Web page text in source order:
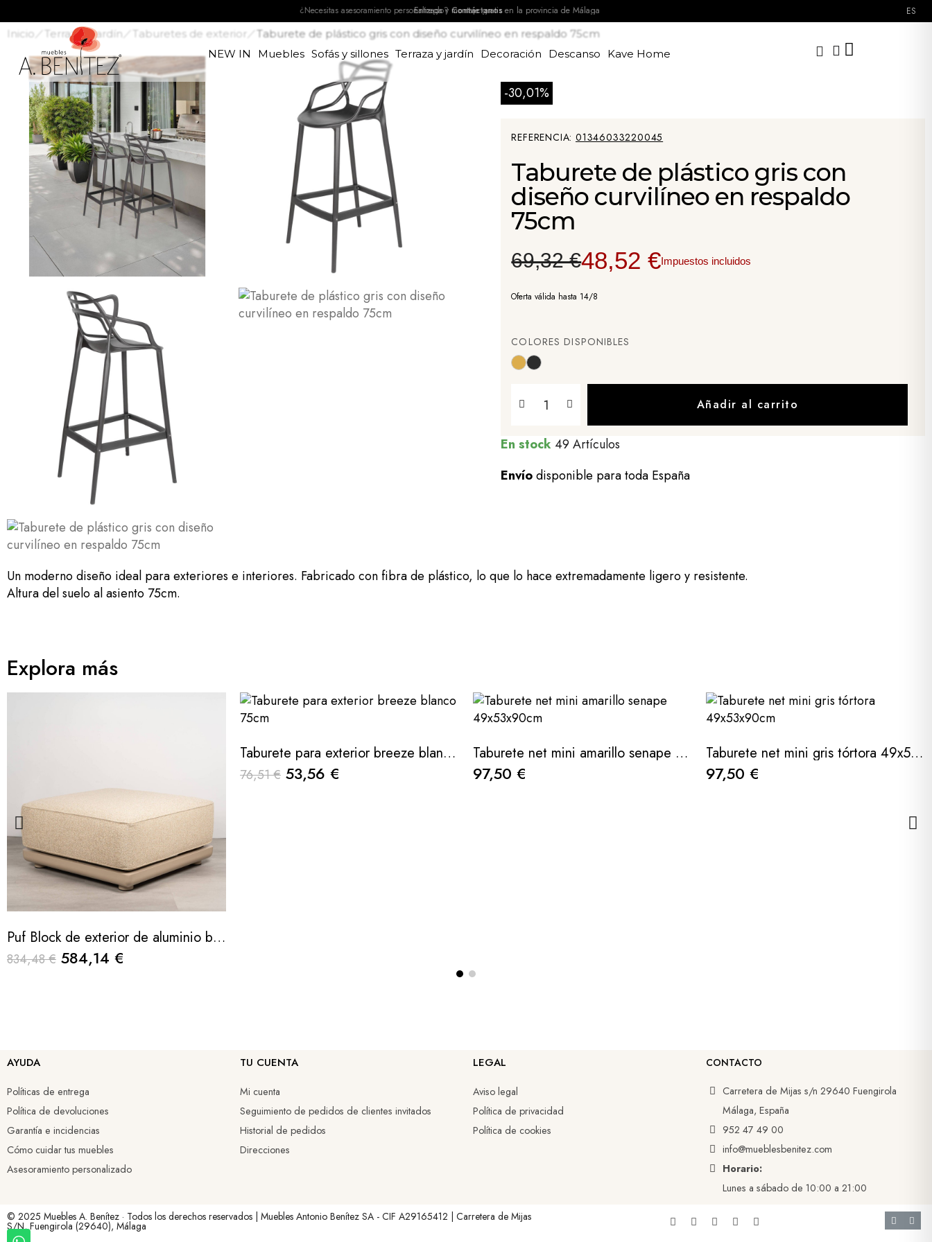
Entrega y montaje gratis en la provincia de Málaga ES
NEW IN Muebles Sofás y sillones Terraza y jardín Decoración Descanso Kave Home
Inicio Terraza y jardín Taburetes de exterior Taburete de plástico gris con diseño curvilíneo en respaldo 75cm
-30,01%
REFERENCIA 01346033220045
Taburete de plástico gris con
diseño curvilíneo en respaldo
75cm
69,32 €48,52 €Impuestos incluidos
Oferta válida hasta 14/8
COLORES DISPONIBLES
Añadir al carrito
En stock 49 Artículos
Envío disponible para toda España
Un moderno diseño ideal para exteriores e interiores. Fabricado con fibra de plástico, lo que lo hace extremadamente ligero y resistente.
Altura del suelo al asiento 75cm.
Explora más
Puf Block de exterior de aluminio beige con cojín en tejido Jalousie 85 cm
834,48 € 584,14 €
Taburete para exterior breeze blanco 75cm
76,51 € 53,56 €
Taburete net mini amarillo senape 49x53x90cm
97,50 €
Taburete net mini gris tórtora 49x53x90cm
97,50 €
AYUDA
Políticas de entrega
Política de devoluciones
Garantía e incidencias
Cómo cuidar tus muebles
Asesoramiento personalizado
TU CUENTA
Mi cuenta
Seguimiento de pedidos de clientes invitados
Historial de pedidos
Direcciones
LEGAL
Aviso legal
Política de privacidad
Política de cookies
CONTACTO
Carretera de Mijas s/n 29640 Fuengirola
Málaga, España
952 47 49 00
info@mueblesbenitez.com
Horario:
Lunes a sábado de 10:00 a 21:00
© 2025 Muebles A. Benítez · Todos los derechos reservados | Muebles Antonio Benítez SA - CIF A29165412 | Carretera de Mijas
S/N, Fuengirola (29640), Málaga